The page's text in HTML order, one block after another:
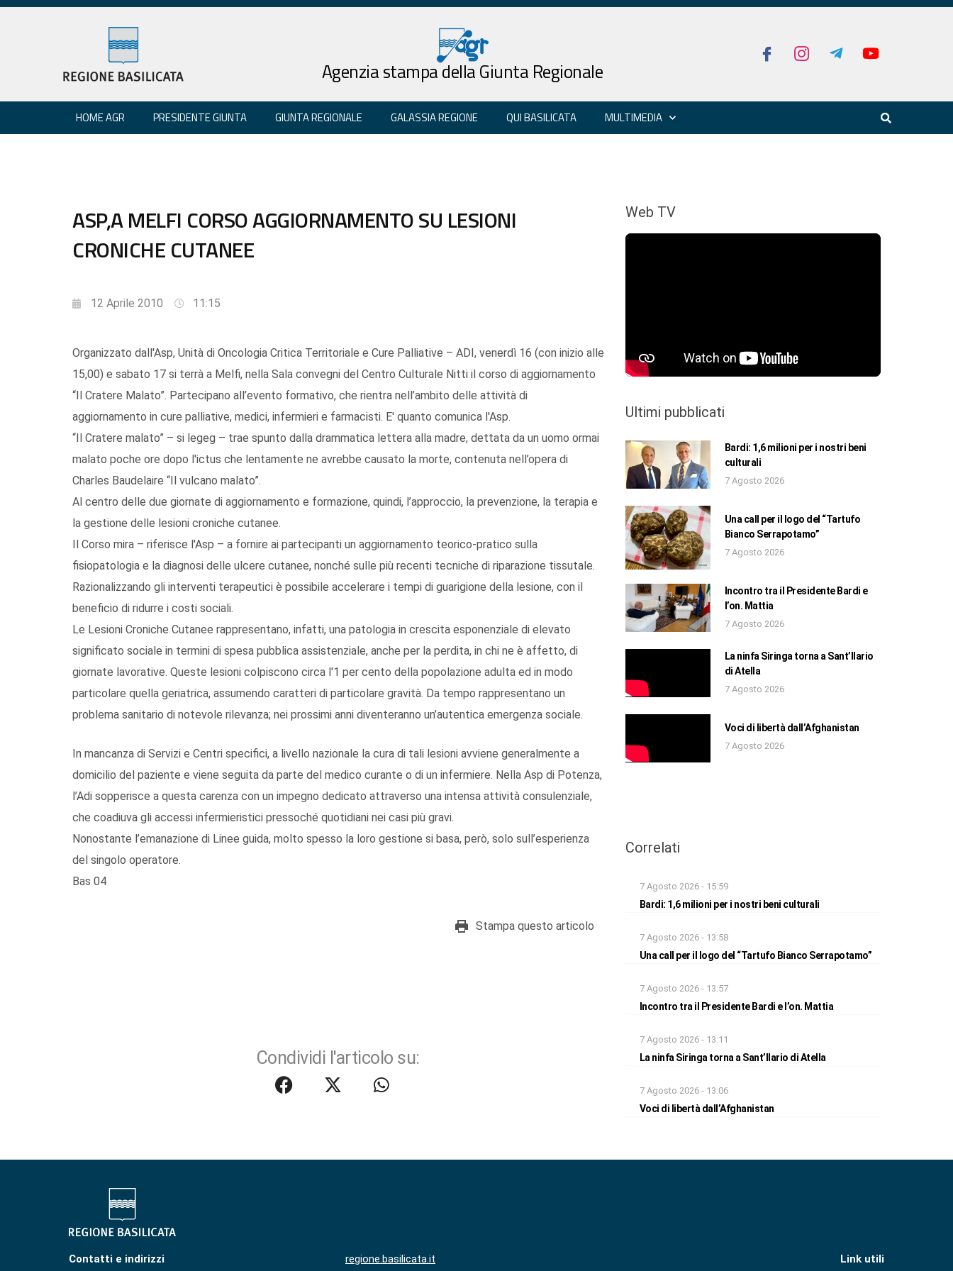
Agenzia stampa della Giunta Regionale
HOME AGR PRESIDENTE GIUNTA GIUNTA REGIONALE GALASSIA REGIONE QUI BASILICATA MULTIMEDIA
ASP,A MELFI CORSO AGGIORNAMENTO SU LESIONI
CRONICHE CUTANEE
12 Aprile 2010 11:15
Organizzato dall'Asp, Unità di Oncologia Critica Territoriale e Cure Palliative – ADI, venerdì 16 (con inizio alle
15,00) e sabato 17 si terrà a Melfi, nella Sala convegni del Centro Culturale Nitti il corso di aggiornamento
“Il Cratere Malato”. Partecipano all’evento formativo, che rientra nell’ambito delle attività di
aggiornamento in cure palliative, medici, infermieri e farmacisti. E' quanto comunica l'Asp.
“Il Cratere malato” – si legeg – trae spunto dalla drammatica lettera alla madre, dettata da un uomo ormai
malato poche ore dopo l'ictus che lentamente ne avrebbe causato la morte, contenuta nell’opera di
Charles Baudelaire “Il vulcano malato”.
Al centro delle due giornate di aggiornamento e formazione, quindi, l’approccio, la prevenzione, la terapia e
la gestione delle lesioni croniche cutanee.
Il Corso mira – riferisce l'Asp – a fornire ai partecipanti un aggiornamento teorico-pratico sulla
fisiopatologia e la diagnosi delle ulcere cutanee, nonché sulle più recenti tecniche di riparazione tissutale.
Razionalizzando gli interventi terapeutici è possibile accelerare i tempi di guarigione della lesione, con il
beneficio di ridurre i costi sociali.
Le Lesioni Croniche Cutanee rappresentano, infatti, una patologia in crescita esponenziale di elevato
significato sociale in termini di spesa pubblica assistenziale, anche per la perdita, in chi ne è affetto, di
giornate lavorative. Queste lesioni colpiscono circa l'1 per cento della popolazione adulta ed in modo
particolare quella geriatrica, assumendo caratteri di particolare gravità. Da tempo rappresentano un
problema sanitario di notevole rilevanza; nei prossimi anni diventeranno un’autentica emergenza sociale.
In mancanza di Servizi e Centri specifici, a livello nazionale la cura di tali lesioni avviene generalmente a
domicilio del paziente e viene seguita da parte del medico curante o di un infermiere. Nella Asp di Potenza,
l’Adi sopperisce a questa carenza con un impegno dedicato attraverso una intensa attività consulenziale,
che coadiuva gli accessi infermieristici pressoché quotidiani nei casi più gravi.
Nonostante l’emanazione di Linee guida, molto spesso la loro gestione si basa, però, solo sull’esperienza
del singolo operatore.
Bas 04
Stampa questo articolo
Condividi l'articolo su:
Web TV
Ultimi pubblicati
Bardi: 1,6 milioni per i nostri beni
culturali
7 Agosto 2026
Una call per il logo del “Tartufo
Bianco Serrapotamo”
7 Agosto 2026
Incontro tra il Presidente Bardi e
l’on. Mattia
7 Agosto 2026
La ninfa Siringa torna a Sant’Ilario
di Atella
7 Agosto 2026
Voci di libertà dall’Afghanistan
7 Agosto 2026
Correlati
7 Agosto 2026 - 15:59
Bardi: 1,6 milioni per i nostri beni culturali
7 Agosto 2026 - 13:58
Una call per il logo del “Tartufo Bianco Serrapotamo”
7 Agosto 2026 - 13:57
Incontro tra il Presidente Bardi e l’on. Mattia
7 Agosto 2026 - 13:11
La ninfa Siringa torna a Sant’Ilario di Atella
7 Agosto 2026 - 13:06
Voci di libertà dall’Afghanistan
Contatti e indirizzi
regione.basilicata.it
Link utili